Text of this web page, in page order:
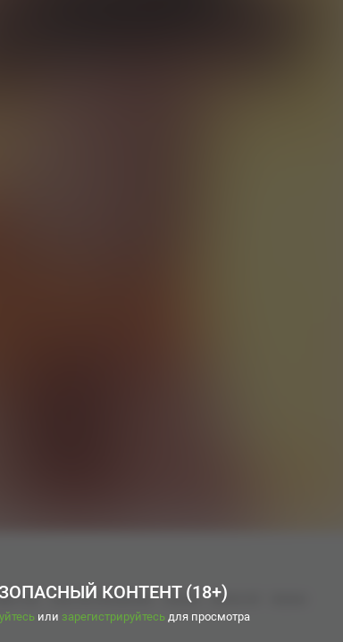
КОНТЕНТ (18+)
или зарегистрируйтесь для просмотра
Oze Enen No Shouboutai Аниме Anime Art